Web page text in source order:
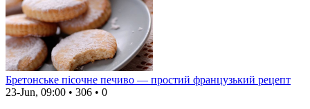
Бретонське пісочне печиво — простий французький рецепт
23-Jun, 09:00 • 306 • 0